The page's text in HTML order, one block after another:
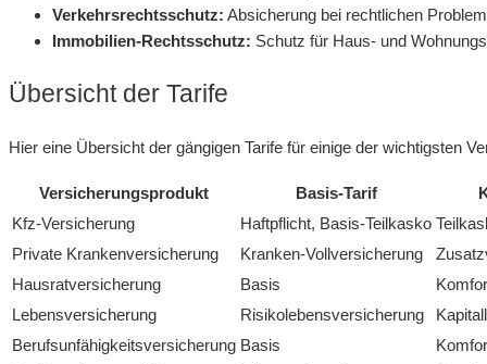
Verkehrsrechtsschutz: Absicherung bei rechtlichen
Immobilien-Rechtsschutz: Schutz für Haus- und
Übersicht der Tarife
Hier eine Übersicht der gängigen Tarife für einige der wichtigsten
Versicherungsprodukt Basis-Tarif
Kfz-Versicherung
Haftpflicht, Basis-Teilkasko
Private Krankenversicherung
Kranken-Vollversicherung
Hausratversicherung
Basis
Lebensversicherung
Risikolebensversicherung
Berufsunfähigkeitsversicherung Basis